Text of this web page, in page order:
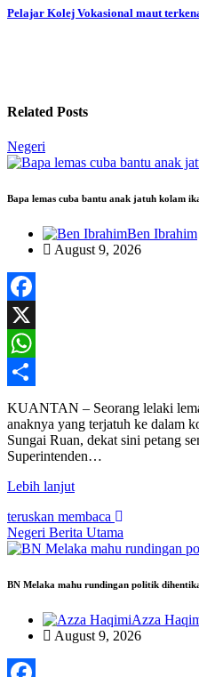
navigation
Pelajar Kolej Vokasional maut
Related Posts
Negeri
Bapa lemas cuba bantu anak jatuh kolam
Ben Ibrahim
August 9, 2026
Facebook
X
WhatsApp
Share
KUANTAN – Seorang lelaki
anaknya yang terjatuh ke dalam
Sungai Ruan, dekat sini petang
Superintenden…
Lebih lanjut
teruskan membaca
Negeri Berita Utama
BN Melaka mahu rundingan politik
Azza
August 9, 2026